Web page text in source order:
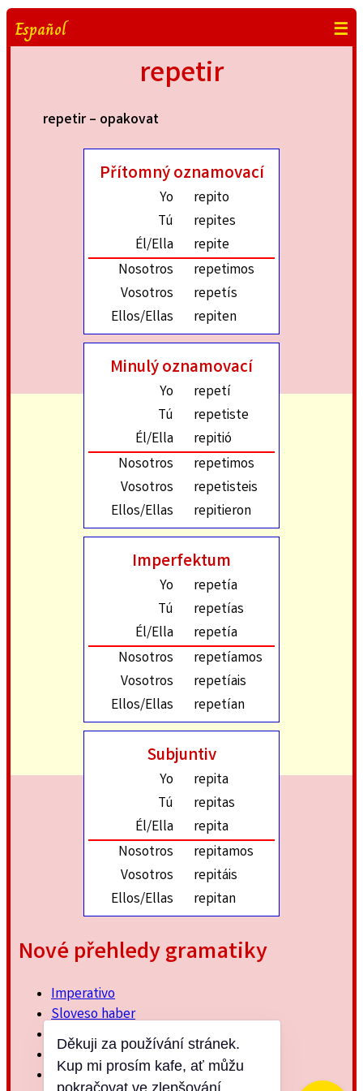
Español ☰
repetir
repetir – opakovat
Přítomný oznamovací
Yo
repito
Tú
repites
Él/Ella
repite
Nosotros
repetimos
Vosotros
repetís
Ellos/Ellas
repiten
Minulý oznamovací
Yo
repetí
Tú
repetiste
Él/Ella
repitió
Nosotros
repetimos
Vosotros
repetisteis
Ellos/Ellas
repitieron
Imperfektum
Yo
repetía
Tú
repetías
Él/Ella
repetía
Nosotros
repetíamos
Vosotros
repetíais
Ellos/Ellas
repetían
Subjuntiv
Yo
repita
Tú
repitas
Él/Ella
repita
Nosotros
repitamos
Vosotros
repitáis
Ellos/Ellas
repitan
Nové přehledy gramatiky
Imperativo
Sloveso haber
Imperfektum
Přítomný subjuntiv
Minulý jednoduchý
Děkuji za používání stránek.
Kup mi prosím kafe, ať můžu
pokračovat ve zlepšování